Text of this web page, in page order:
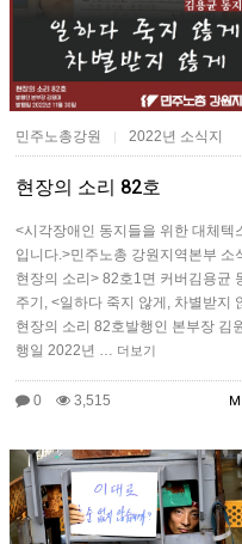
민주노총강원 | 2022년 소식지
현장의 소리 82호
<시각장애인 동지들을 위한 대체텍
입니다.>민주노총 강원지역본부 소
현장의 소리> 82호1면 커버김용균
주기, <일하다 죽지 않게, 차별받지
현장의 소리 82호발행인 본부장 김
행일 2022년 … 더보기
0 3,515